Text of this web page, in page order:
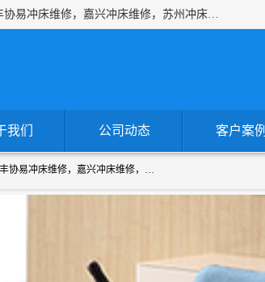
上海沃锻机械有限公司专业承接各种进口、国产冲床维修，公司主营：小松AlDA金丰协易冲床维修，嘉兴冲床维修，苏州冲床维修，冷镦机热模锻机床维修，提供各种冲床配件！！一站式服务为您解决一切冲床问题！
我们 公司动态 客户案例
上海沃锻机械有限公司专业承接各种进口、国产冲床维修，公司主营：小松AlDA金丰协易冲床维修，嘉兴冲床维修，苏州冲床维修，冷镦机热模锻机床维修，提供各种冲床配件！！一站式服务为您解决一切冲床问题！